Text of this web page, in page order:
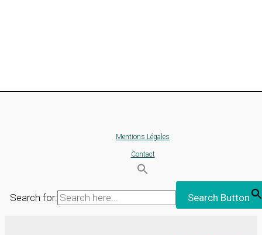
Mentions Légales
Contact
Search for: Search Button